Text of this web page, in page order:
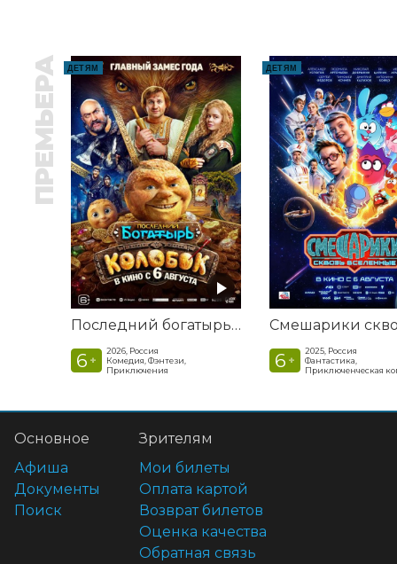
ПРЕМЬЕРА ДЕТЯМ
Последний богатырь. Колобок
6 +
2026, Россия
Комедия, Фэнтези,
Приключения
ДЕТЯМ
6 +
2025, Россия
Фантастика,
Приключенческая
Основное
Афиша
Документы
Поиск
Зрителям
Мои билеты
Оплата картой
Возврат билетов
Оценка качества
Обратная связь